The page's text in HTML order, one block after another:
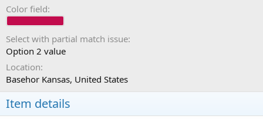
Color field
Select with partial match issue
Option 2 value
Location
Basehor Kansas, United States
Item details